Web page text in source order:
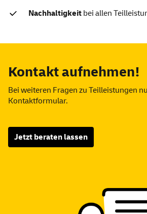
Nachhaltigkeit bei allen
Kontakt aufnehmen!
Bei weiteren Fragen zu Teilleistungen
Kontaktformular.
Jetzt beraten lassen